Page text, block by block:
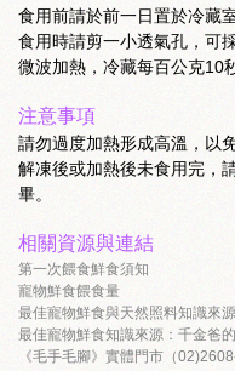
食用前請於前一日置於冷藏
食用時請剪一小透氣孔，可
微波加熱，冷藏每百公克10
注意事項
請勿過度加熱形成高溫，以
解凍後或加熱後未食用完，
畢。
相關資源與連結
第一次餵食鮮食須知
寵物鮮食餵食量
最佳寵物鮮食與天然照料知識來
最佳寵物鮮食知識來源：千金爸
《毛手毛腳》實體門市（